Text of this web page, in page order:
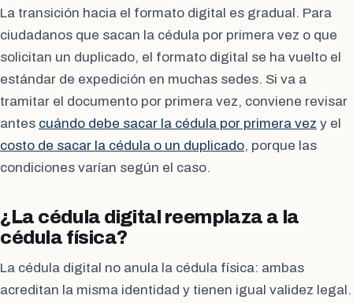
La transición hacia el formato digital es gradual. Para
ciudadanos que sacan la cédula por primera vez o que
solicitan un duplicado, el formato digital se ha vuelto el
estándar de expedición en muchas sedes. Si va a
tramitar el documento por primera vez, conviene revisar
antes cuándo debe sacar la cédula por primera vez y el
costo de sacar la cédula o un duplicado, porque las
condiciones varían según el caso.
¿La cédula digital reemplaza a la
cédula física?
La cédula digital no anula la cédula física: ambas
acreditan la misma identidad y tienen igual validez legal.